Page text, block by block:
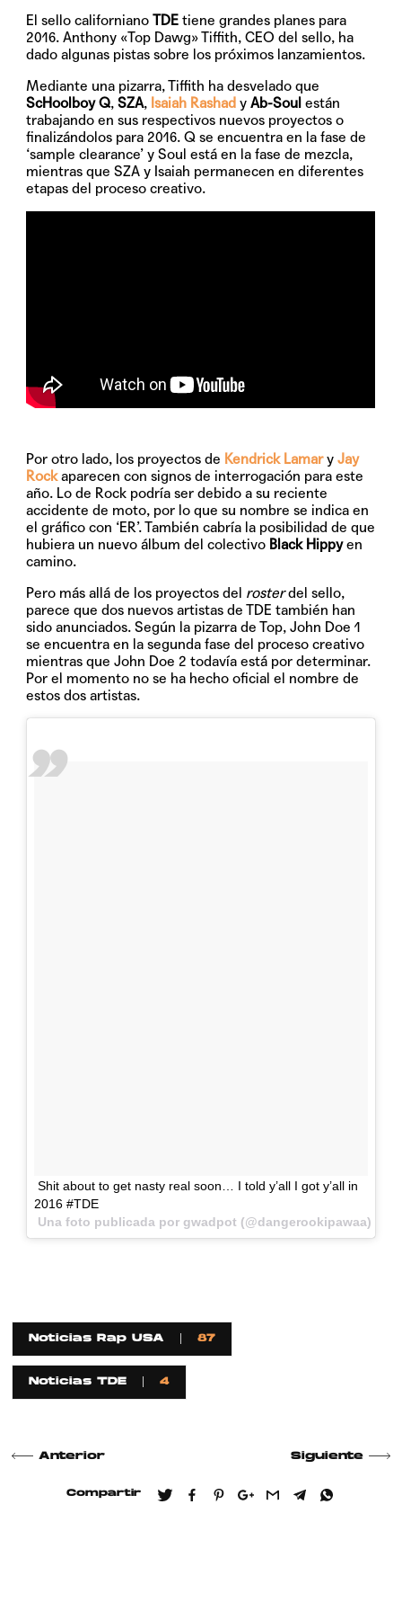
El sello californianoTDE tiene grandes planes para
2016.Anthony «Top Dawg» Tiffith, CEO del sello, ha
dado algunas pistas sobre los próximos lanzamientos.
Mediante una pizarra, Tiffith ha desvelado que
ScHoolboy Q, SZA, Isaiah Rashad y Ab-Soul están
trabajando en sus respectivos nuevos proyectos o
finalizándolos para 2016. Q se encuentra en la fase de
‘sample clearance’ y Soul está en la fase de mezcla,
mientras que SZA y Isaiah permanecen en diferentes
etapas del proceso creativo.
Por otro lado, los proyectos de Kendrick LamaryJay
Rockaparecen con signos de interrogación para este
año. Lo de Rock podría ser debido a su reciente
accidente de moto, por lo que su nombre se indica en
el gráfico con ‘ER’. También cabría la posibilidad de que
hubiera un nuevo álbum del colectivo Black Hippyen
camino.
Pero más allá de los proyectos del rosterdel sello,
parece que dos nuevos artistas de TDE también han
sido anunciados. Según la pizarra de Top, John Doe 1
se encuentra en la segunda fase del proceso creativo
mientras que John Doe 2 todavía está por determinar.
Por el momento no se ha hecho oficial el nombre de
estos dos artistas.
Shit about to get nasty real soon… I told y’all I got y’all in
2016 #TDE
Una foto publicada por gwadpot (@dangerookipawaa) el
Noticias Rap USA 87
Noticias TDE 4
Anterior Siguiente
Compartir